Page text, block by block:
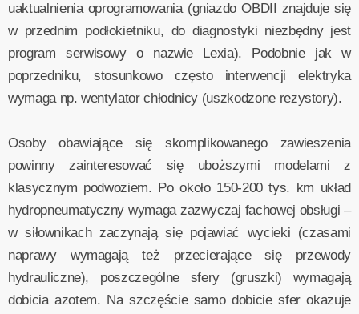
uaktualnienia oprogramowania (gniazdo OBDII znajduje się
w przednim podłokietniku, do diagnostyki niezbędny jest
program serwisowy o nazwie Lexia). Podobnie jak w
poprzedniku, stosunkowo często interwencji elektryka
wymaga np. wentylator chłodnicy (uszkodzone rezystory).
Osoby obawiające się skomplikowanego zawieszenia
powinny zainteresować się uboższymi modelami z
klasycznym podwoziem. Po około 150-200 tys. km układ
hydropneumatyczny wymaga zazwyczaj fachowej obsługi –
w siłownikach zaczynają się pojawiać wycieki (czasami
naprawy wymagają też przecierające się przewody
hydrauliczne), poszczególne sfery (gruszki) wymagają
dobicia azotem. Na szczęście samo dobicie sfer okazuje